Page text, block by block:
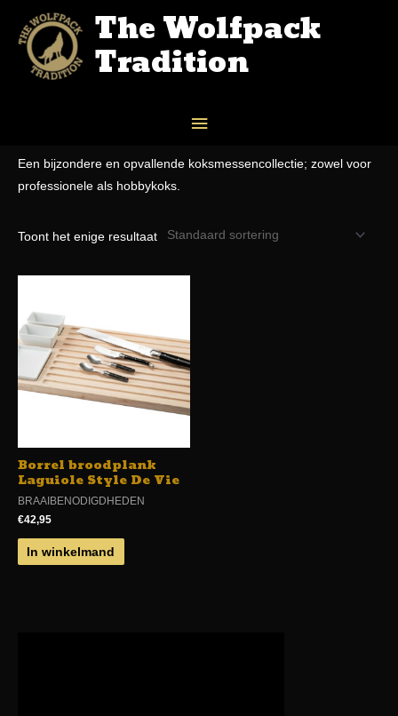
The Wolfpack
Tradition
Home/SHOP / KOKSMESSEN
KOKSMESSEN
Een bijzondere en opvallende koksmessencollectie; zowel voor
professionele als hobbykoks.
Toont het enige resultaat
Borrel broodplank
Laguiole Style De Vie
BRAAIBENODIGDHEDEN
€42,95
In winkelmand